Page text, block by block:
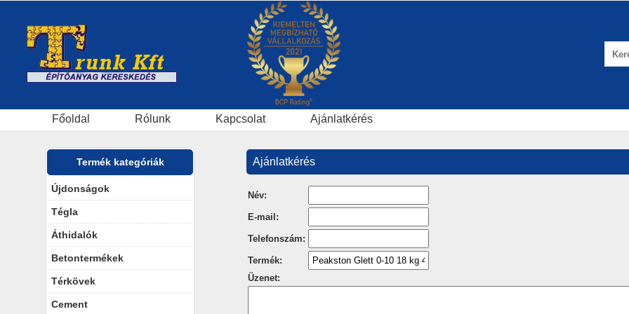
Főoldal Rólunk Kapcsolat Ajánlatkérés
Termék kategóriák
Újdonságok
Tégla
Áthidalók
Betontermékek
Térkövek
Cement
Ajánlatkérés
Név:
E-mail:
Telefonszám:
Termék:
Üzenet: